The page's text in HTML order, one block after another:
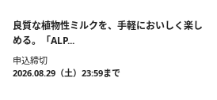
良質な植物性ミルクを、手軽においしく楽し
める。「ALP...
申込締切
2026.08.29（土）23:59まで